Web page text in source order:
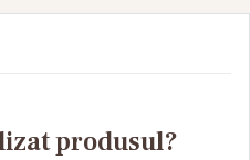
produsul?